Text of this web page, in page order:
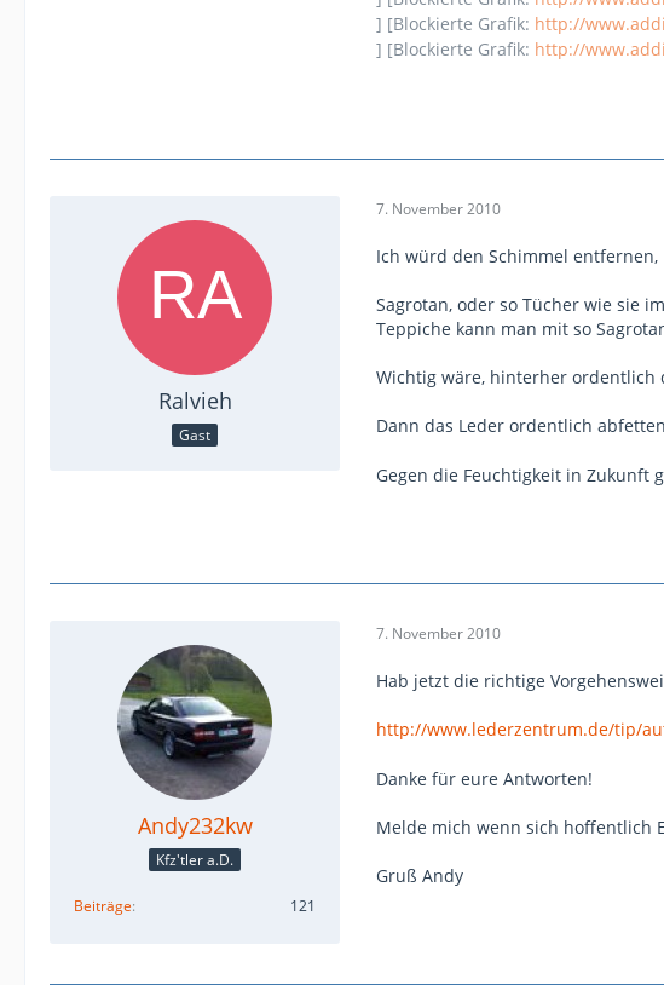
] [Blockierte Grafik: http://
] [Blockierte Grafik: http://
Ralvieh
Gast
7. November 2010
Ich würd den Schimmel
Sagrotan, oder so Tücher wie sie
Teppiche kann man mit so
Wichtig wäre, hinterher ordentlich
Dann das Leder ordentlich
Gegen die Feuchtigkeit in Zukunft
Andy232kw
Kfz'tler a.D.
Beiträge 121
7. November 2010
Hab jetzt die richtige
http://www.lederzentrum.de/tip/
Danke für eure Antworten!
Melde mich wenn sich hoffentlich
Gruß Andy